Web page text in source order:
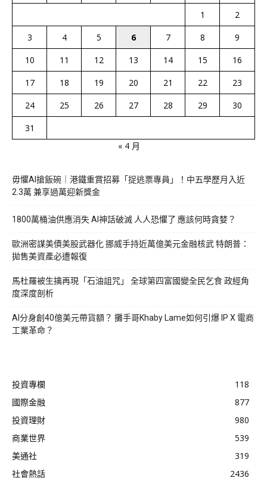
1
2
3
4 5 6 7 8
9
10
11 12 13 14 15
16
17
18 19 20 21 22
23
24
25 26 27 28 29
30
31
« 4 月
毋懼AI搶飯碗｜港鐵重賞招募「捉逃票專員」！中五學歷月入近
2.3萬 兼享過萬迎新獎金
1800萬桶油供應消失 AI神話破滅 人人恐懼了 應該何時貪婪？
歐洲密謀美債美股武器化 挪威手持近萬億美元金融核武 特朗普：
拋售美資產必遭報復
馬杜羅被生擒再現「石油詛咒」 全球第四富國變全民乞食 政經角
度深度剖析
AI分身創40億美元帶貨額？ 攤手哥Khaby Lame如何引爆 IP X 電商
工業革命？
投資專欄
118
國際金融
877
投資理財
980
商業世界
539
美通社
319
社會熱話
2436